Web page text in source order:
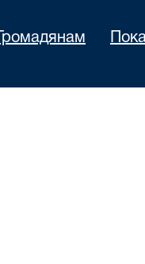
Громадянам